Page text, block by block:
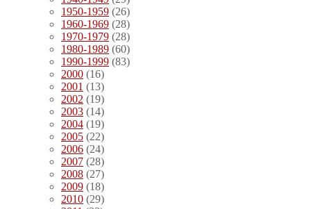
1950-1959 (26)
1960-1969 (28)
1970-1979 (28)
1980-1989 (60)
1990-1999 (83)
2000 (16)
2001 (13)
2002 (19)
2003 (14)
2004 (19)
2005 (22)
2006 (24)
2007 (28)
2008 (27)
2009 (18)
2010 (29)